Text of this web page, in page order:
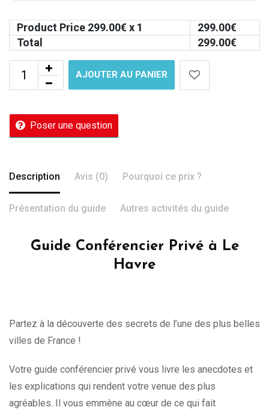
Product Price 299.00€ x 1 299.00€
Total
299.00€
AJOUTER AU PANIER
Poser une question
Description Avis (0) Pourquoi ce prix ?
Présentation du guide Autres activités du guide
Guide Conférencier Privé à Le
Havre
Partez à la découverte des secrets de l’une des plus belles
villes de France !
Votre guide conférencier privé vous livre les anecdotes et
les explications qui rendent votre venue des plus
agréables. Il vous emmène au cœur de ce qui fait